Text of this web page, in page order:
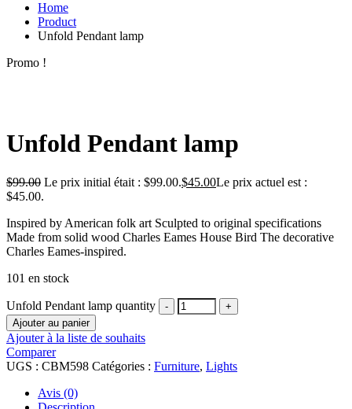
Home
Product
Unfold Pendant lamp
Promo !
Unfold Pendant lamp
$99.00 Le prix initial était : $99.00.$45.00Le prix actuel est :
$45.00.
Inspired by American folk art Sculpted to original specifications
Made from solid wood Charles Eames House Bird The decorative
Charles Eames-inspired.
101 en stock
Unfold Pendant lamp quantity
Ajouter au panier
Ajouter à la liste de souhaits
Comparer
UGS : CBM598 Catégories : Furniture, Lights
Avis (0)